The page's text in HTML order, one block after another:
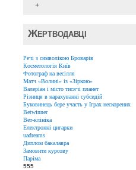
+
Жертводавці
Речі з символікою Броварів
Косметологія Київ
Фотограф на весілля
Матч «Волині» із «Зіркою»
Валеріан і місто тисячі планет
Різниця в нарахуванні субсидій
Буковинець бере участь у Іграх нескорених
Betwinner
Вет-клініка
Електронні цигарки
uadreams
Диплом бакалавра
Замовити курсову
Паріма
555